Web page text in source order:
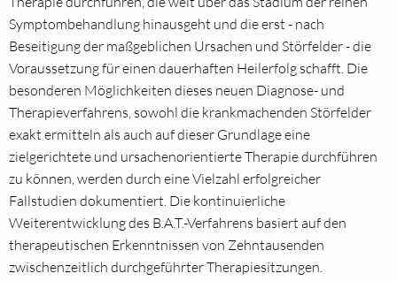
Symptombehandlung hinausgeht und die erst - nach
Beseitigung der maßgeblichen Ursachen und Störfelder - die
Voraussetzung für einen dauerhaften Heilerfolg schafft. Die
besonderen Möglichkeiten dieses neuen Diagnose- und
Therapieverfahrens, sowohl die krankmachenden Störfelder
exakt ermitteln als auch auf dieser Grundlage eine
zielgerichtete und ursachenorientierte Therapie durchführen
zu können, werden durch eine Vielzahl erfolgreicher
Fallstudien dokumentiert. Die kontinuierliche
Weiterentwicklung des B.A.T.-Verfahrens basiert auf den
therapeutischen Erkenntnissen von Zehntausenden
zwischenzeitlich durchgeführter Therapiesitzungen.